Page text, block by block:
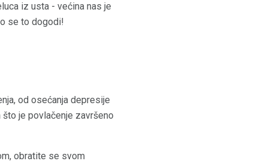
iz usta - većina nas je
se to dogodi!
od osećanja depresije
je povlačenje završeno
obratite se svom